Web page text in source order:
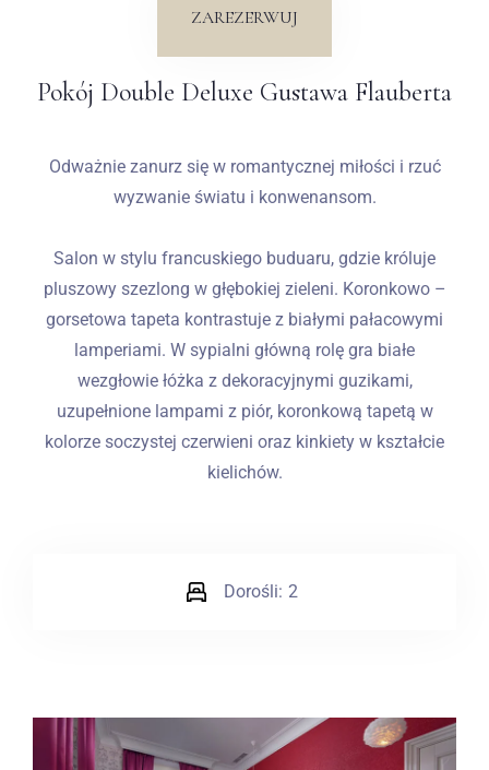
Blog
PL
ZAREZERWUJ
Pokój Double Deluxe Gustawa Flauberta
Odważnie zanurz się w romantycznej miłości i rzuć
wyzwanie światu i konwenansom.
Salon w stylu francuskiego buduaru, gdzie króluje
pluszowy szezlong w głębokiej zieleni. Koronkowo –
gorsetowa tapeta kontrastuje z białymi pałacowymi
lamperiami. W sypialni główną rolę gra białe
wezgłowie łóżka z dekoracyjnymi guzikami,
uzupełnione lampami z piór, koronkową tapetą w
kolorze soczystej czerwieni oraz kinkiety w kształcie
kielichów.
Dorośli: 2